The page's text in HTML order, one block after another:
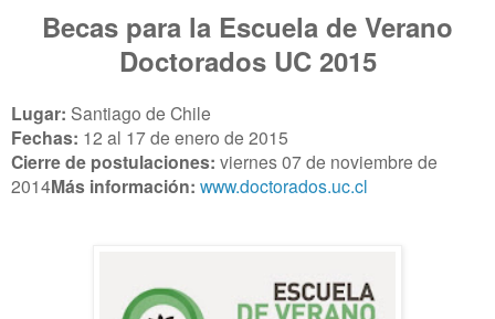
Becas para la Escuela de Verano
Doctorados UC 2015
Lugar: Santiago de Chile
Fechas: 12 al 17 de enero de 2015
Cierre de postulaciones: viernes 07 de noviembre de
2014Más información: www.doctorados.uc.cl